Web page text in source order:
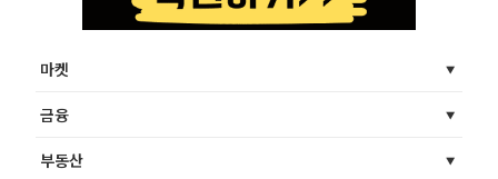
마켓
금융
부동산